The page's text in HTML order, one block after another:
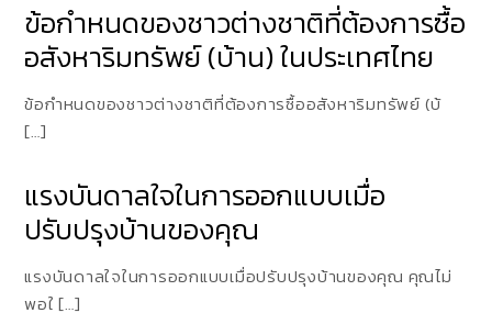
ข้อกำหนดของชาวต่างชาติที่ต้องการซื้อ
อสังหาริมทรัพย์ (บ้าน) ในประเทศไทย
ข้อกำหนดของชาวต่างชาติที่ต้องการซื้ออสังหาริมทรัพย์ (บ้
[…]
แรงบันดาลใจในการออกแบบเมื่อ
ปรับปรุงบ้านของคุณ
แรงบันดาลใจในการออกแบบเมื่อปรับปรุงบ้านของคุณ คุณไม่
พอใ […]